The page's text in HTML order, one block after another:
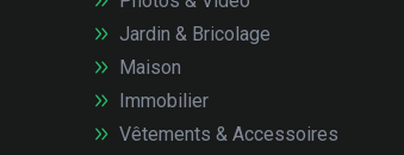
Jardin & Bricolage
Maison
Immobilier
Vêtements & Accessoires